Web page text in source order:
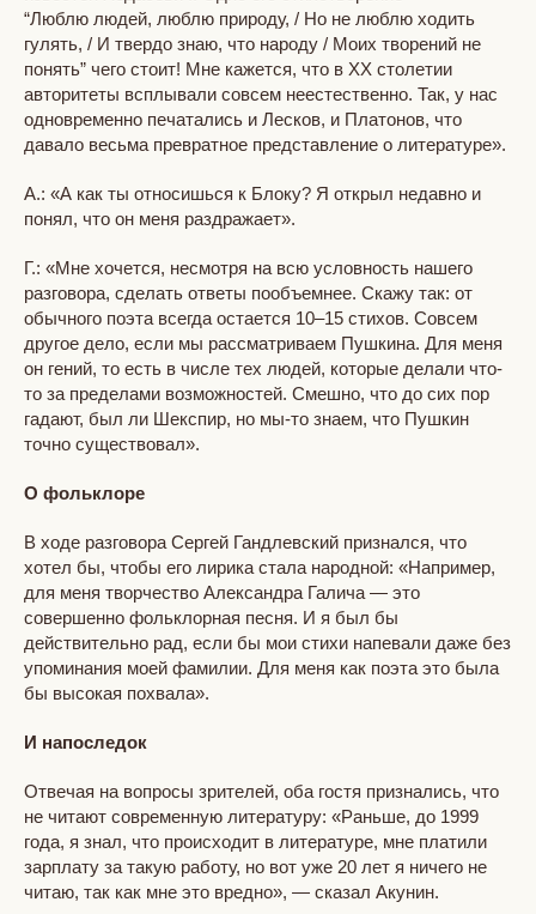
“Люблю людей, люблю природу, / Но не люблю ходить
гулять, / И твердо знаю, что народу / Моих творений не
понять” чего стоит! Мне кажется, что в XX столетии
авторитеты всплывали совсем неестественно. Так, у нас
одновременно печатались и Лесков, и Платонов, что
давало весьма превратное представление о литературе».
А.: «А как ты относишься к Блоку? Я открыл недавно и
понял, что он меня раздражает».
Г.: «Мне хочется, несмотря на всю условность нашего
разговора, сделать ответы пообъемнее. Скажу так: от
обычного поэта всегда остается 10–15 стихов. Совсем
другое дело, если мы рассматриваем Пушкина. Для меня
он гений, то есть в числе тех людей, которые делали что-
то за пределами возможностей. Смешно, что до сих пор
гадают, был ли Шекспир, но мы-то знаем, что Пушкин
точно существовал».
О фольклоре​
В ходе разговора Сергей Гандлевский признался, что
хотел бы, чтобы его лирика стала народной: «Например,
для меня творчество Александра Галича — это
совершенно фольклорная песня. И я был бы
действительно рад, если бы мои стихи напевали даже без
упоминания моей фамилии. Для меня как поэта это была
бы высокая похвала».
И напоследок​
Отвечая на вопросы зрителей, оба гостя признались, что
не читают современную литературу: «Раньше, до 1999
года, я знал, что происходит в литературе, мне платили
зарплату за такую работу, но вот уже 20 лет я ничего не
читаю, так как мне это вредно», — сказал Акунин.